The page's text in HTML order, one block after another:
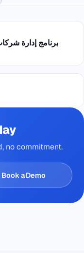
no commitment.
Book a Demo